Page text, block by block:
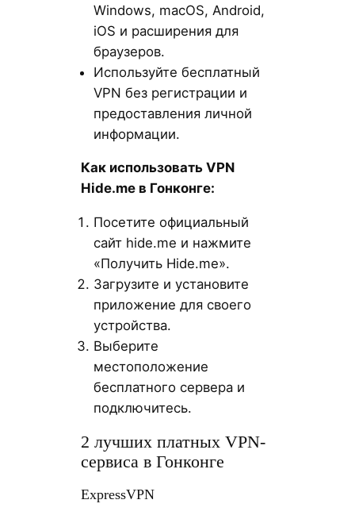
Windows, macOS, Android,
iOS и расширения для
браузеров.
Используйте бесплатный
VPN без регистрации и
предоставления личной
информации.
Как использовать VPN
Hide.me в Гонконге:
Посетите официальный
сайт hide.me и нажмите
«Получить Hide.me».
Загрузите и установите
приложение для своего
устройства.
Выберите
местоположение
бесплатного сервера и
подключитесь.
2 лучших платных VPN-
сервиса в Гонконге
ExpressVPN